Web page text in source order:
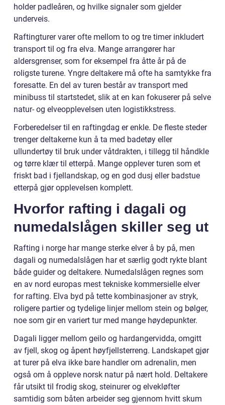
holder padleåren, og hvilke signaler som gjelder
underveis.
Raftingturer varer ofte mellom to og tre timer inkludert
transport til og fra elva. Mange arrangører har
aldersgrenser, som for eksempel fra åtte år på de
roligste turene. Yngre deltakere må ofte ha samtykke fra
foresatte. En del av turen består av transport med
minibuss til startstedet, slik at en kan fokuserer på selve
natur- og elveopplevelsen uten logistikkstress.
Forberedelser til en raftingdag er enkle. De fleste steder
trenger deltakerne kun å ta med badetøy eller
ullundertøy til bruk under våtdrakten, i tillegg til håndkle
og tørre klær til etterpå. Mange opplever turen som et
friskt bad i fjellandskap, og en god dusj eller badstue
etterpå gjør opplevelsen komplett.
Hvorfor rafting i dagali og
numedalslågen skiller seg ut
Rafting i norge har mange sterke elver å by på, men
dagali og numedalslågen har et særlig godt rykte blant
både guider og deltakere. Numedalslågen regnes som
en av nord europas mest tekniske kommersielle elver
for rafting. Elva byd på tette kombinasjoner av stryk,
roligere partier og tydelige linjer mellom stein og bølger,
noe som gir en variert tur med mange høydepunkter.
Dagali ligger mellom geilo og hardangervidda, omgitt
av fjell, skog og åpent høyfjellsterreng. Landskapet gjør
at turer på elva ikke bare handler om adrenalin, men
også om å oppleve norsk natur på nært hold. Deltakere
får utsikt til frodig skog, steinurer og elvekløfter
samtidig som båten arbeider seg gjennom hvitt skum